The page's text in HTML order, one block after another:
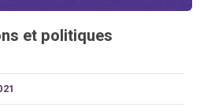
et politiques